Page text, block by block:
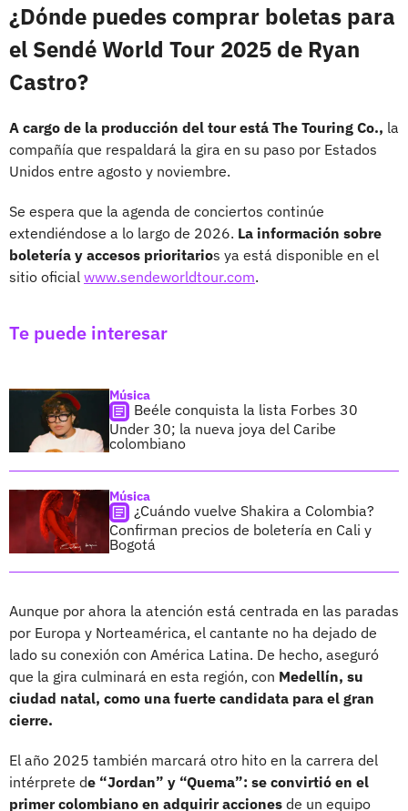
¿Dónde puedes comprar boletas para
el Sendé World Tour 2025 de Ryan
Castro?
A cargo de la producción del tour está The Touring Co., la
compañía que respaldará la gira en su paso por Estados
Unidos entre agosto y noviembre.
Se espera que la agenda de conciertos continúe
extendiéndose a lo largo de 2026. La información sobre
boletería y accesos prioritarios ya está disponible en el
sitio oficial www.sendeworldtour.com.
Te puede interesar
Música
Beéle conquista la lista Forbes 30
Under 30; la nueva joya del Caribe
colombiano
Música
¿Cuándo vuelve Shakira a Colombia?
Confirman precios de boletería en Cali y
Bogotá
Aunque por ahora la atención está centrada en las paradas
por Europa y Norteamérica, el cantante no ha dejado de
lado su conexión con América Latina. De hecho, aseguró
que la gira culminará en esta región, con Medellín, su
ciudad natal, como una fuerte candidata para el gran
cierre.
El año 2025 también marcará otro hito en la carrera del
intérprete de “Jordan” y “Quema”: se convirtió en el
primer colombiano en adquirir acciones de un equipo